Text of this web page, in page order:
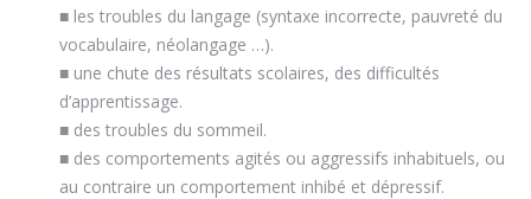
■ les troubles du langage (syntaxe incorrecte, pauvreté du
vocabulaire, néolangage …).
■ une chute des résultats scolaires, des difficultés
d’apprentissage.
■ des troubles du sommeil.
■ des comportements agités ou aggressifs inhabituels, ou
au contraire un comportement inhibé et dépressif.